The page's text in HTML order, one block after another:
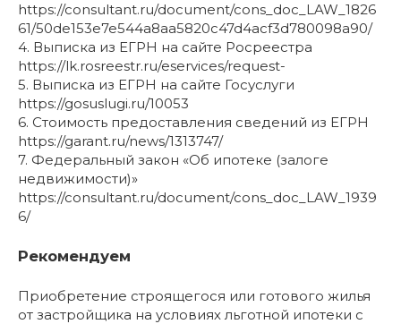
https://consultant.ru/document/cons_doc_LAW_1826
61/50de153e7e544a8aa5820c47d4acf3d780098a90/
4. Выписка из ЕГРН на сайте Росреестра
https://lk.rosreestr.ru/eservices/request-
5. Выписка из ЕГРН на сайте Госуслуги
https://gosuslugi.ru/10053
6. Стоимость предоставления сведений из ЕГРН
https://garant.ru/news/1313747/
7. Федеральный закон «Об ипотеке (залоге
недвижимости)»
https://consultant.ru/document/cons_doc_LAW_1939
6/
Рекомендуем
Приобретение строящегося или готового жилья
от застройщика на условиях льготной ипотеки с